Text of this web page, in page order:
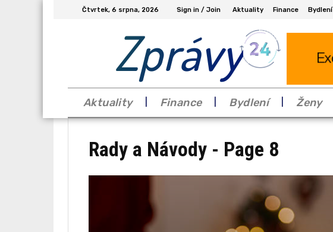
Čtvrtek, 6 srpna, 2026 Sign in / Join Aktuality Finance Bydlení
Zprávy
Aktuality Finance Bydlení Ženy
Rady a Návody - Page 8